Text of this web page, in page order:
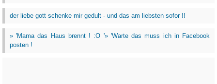
der liebe gott schenke mir gedult - und das am liebsten sofor !!
» 'Mama das Haus brennt ! :O '» 'Warte das muss ich in Facebook
posten !